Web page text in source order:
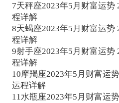
事物都有其缺点和优点共
自然发展的东西强求变得
反。还是要学会适当，千
才能稳定好自己的心态，
在大事上面，财运运势才
处女座要想提升自己的
7天秤座2023年5月财富运势
程详解
8天蝎座2023年5月财富运势
程详解
9射手座2023年5月财富运势
程详解
10摩羯座2023年5月财富运
运程详解
11水瓶座2023年5月财富运